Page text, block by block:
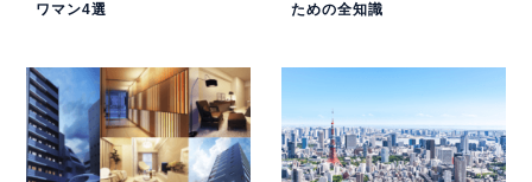
ワマン4選
ための全知識